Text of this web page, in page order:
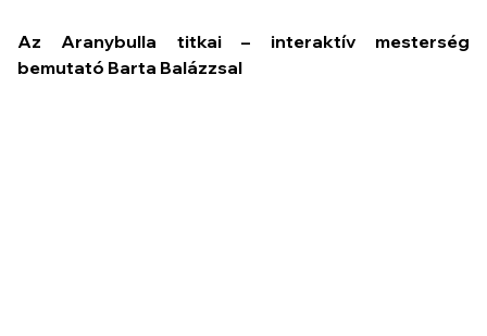
Az Aranybulla titkai – interaktív mesterség
bemutató Barta Balázzsal